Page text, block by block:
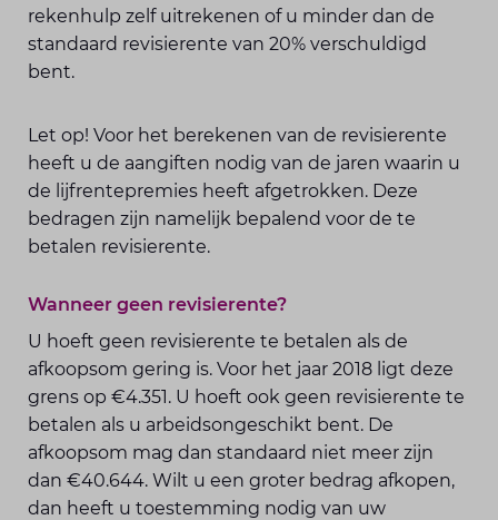
rekenhulp zelf uitrekenen of u minder dan de
standaard revisierente van 20% verschuldigd
bent.
Let op! Voor het berekenen van de revisierente
heeft u de aangiften nodig van de jaren waarin u
de lijfrentepremies heeft afgetrokken. Deze
bedragen zijn namelijk bepalend voor de te
betalen revisierente.
Wanneer geen revisierente?
U hoeft geen revisierente te betalen als de
afkoopsom gering is. Voor het jaar 2018 ligt deze
grens op €4.351. U hoeft ook geen revisierente te
betalen als u arbeidsongeschikt bent. De
afkoopsom mag dan standaard niet meer zijn
dan €40.644. Wilt u een groter bedrag afkopen,
dan heeft u toestemming nodig van uw